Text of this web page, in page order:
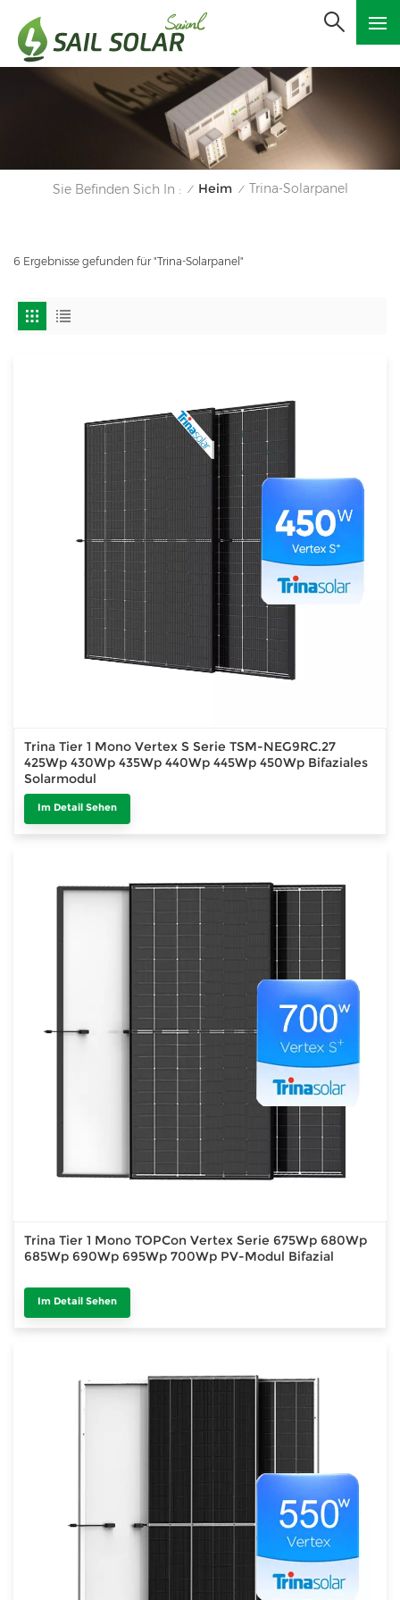
Sie Befinden Sich In : / Heim / Trina-Solarpanel
6 Ergebnisse gefunden für "Trina-Solarpanel"
Trina Tier 1 Mono Vertex S Serie TSM-NEG9RC.27
425Wp 430Wp 435Wp 440Wp 445Wp 450Wp Bifaziales
Solarmodul
Im Detail Sehen
Trina Tier 1 Mono TOPCon Vertex Serie 675Wp 680Wp
685Wp 690Wp 695Wp 700Wp PV-Modul Bifazial
Im Detail Sehen